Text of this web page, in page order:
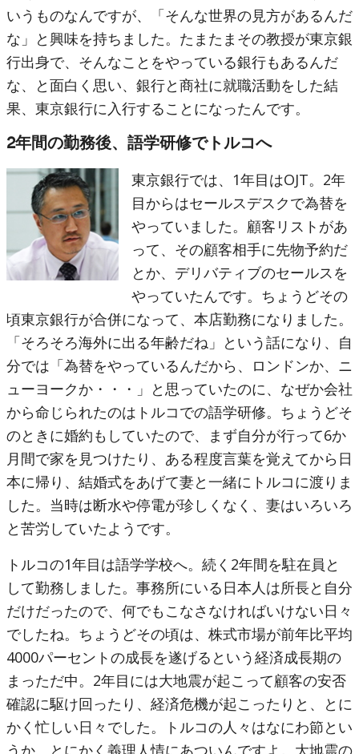
いうものなんですが、「そんな世界の見方があるんだ
な」と興味を持ちました。たまたまその教授が東京銀
行出身で、そんなことをやっている銀行もあるんだ
な、と面白く思い、銀行と商社に就職活動をした結
果、東京銀行に入行することになったんです。
2年間の勤務後、語学研修でトルコへ
東京銀行では、1年目はOJT。2年
目からはセールスデスクで為替を
やっていました。顧客リストがあ
って、その顧客相手に先物予約だ
とか、デリバティブのセールスを
やっていたんです。ちょうどその
頃東京銀行が合併になって、本店勤務になりました。
「そろそろ海外に出る年齢だね」という話になり、自
分では「為替をやっているんだから、ロンドンか、ニ
ューヨークか・・・」と思っていたのに、なぜか会社
から命じられたのはトルコでの語学研修。ちょうどそ
のときに婚約もしていたので、まず自分が行って6か
月間で家を見つけたり、ある程度言葉を覚えてから日
本に帰り、結婚式をあげて妻と一緒にトルコに渡りま
した。当時は断水や停電が珍しくなく、妻はいろいろ
と苦労していたようです。
トルコの1年目は語学学校へ。続く2年間を駐在員と
して勤務しました。事務所にいる日本人は所長と自分
だけだったので、何でもこなさなければいけない日々
でしたね。ちょうどその頃は、株式市場が前年比平均
4000パーセントの成長を遂げるという経済成長期の
まっただ中。2年目には大地震が起こって顧客の安否
確認に駆け回ったり、経済危機が起こったりと、とに
かく忙しい日々でした。トルコの人々はなにわ節とい
うか、とにかく義理人情にあついんですよ。大地震の